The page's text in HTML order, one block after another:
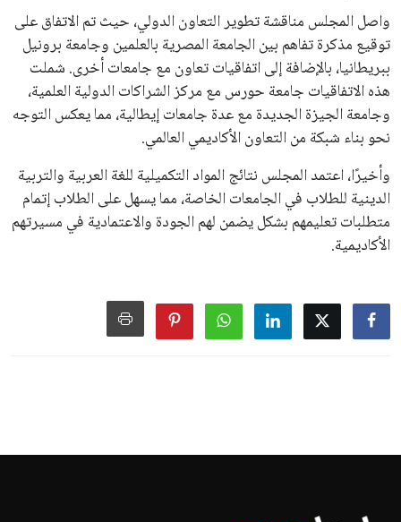
واصل المجلس مناقشة تطوير التعاون الدولي، حيث تم الاتفاق على
توقيع مذكرة تفاهم بين الجامعة المصرية بالعلمين وجامعة برونيل
ببريطانيا، بالإضافة إلى اتفاقيات تعاون مع جامعات أخرى. شملت
هذه الاتفاقيات جامعة حورس مع مركز الشراكات الدولية العلمية،
وجامعة الجيزة الجديدة مع عدة جامعات إيطالية، مما يعكس التوجه
نحو بناء شبكة من التعاون الأكاديمي العالمي.
وأخيرًا، اعتمد المجلس نتائج المواد التكميلية للغة العربية والتربية
الدينية للطلاب في الجامعات الخاصة، مما يسهل على الطلاب إتمام
متطلبات تعليمهم بشكل يضمن لهم الجودة والاعتمادية في مسيرتهم
الأكاديمية.